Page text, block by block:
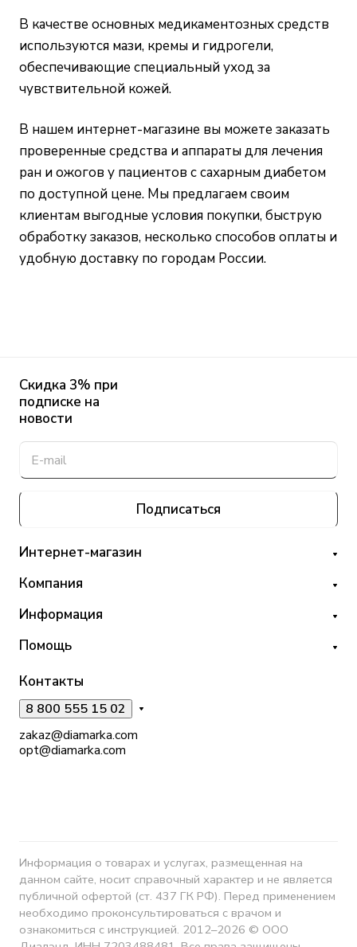
В качестве основных медикаментозных средств
используются мази, кремы и гидрогели,
обеспечивающие специальный уход за
чувствительной кожей.
В нашем интернет-магазине вы можете заказать
проверенные средства и аппараты для лечения
ран и ожогов у пациентов с сахарным диабетом
по доступной цене. Мы предлагаем своим
клиентам выгодные условия покупки, быструю
обработку заказов, несколько способов оплаты и
удобную доставку по городам России.
Скидка 3% при
подписке на
новости
Подписаться
Интернет-магазин
Компания
Информация
Помощь
Контакты
8 800 555 15 02
zakaz@diamarka.com
opt@diamarka.com
Информация о товарах и услугах, размещенная на
данном сайте, носит справочный характер и не является
публичной офертой (ст. 437 ГК РФ). Перед применением
необходимо проконсультироваться с врачом и
ознакомиться с инструкцией. 2012–2026 © ООО